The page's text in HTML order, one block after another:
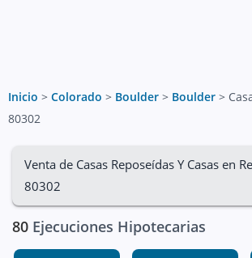
Inicio > Colorado > Boulder > Boulder >
80302
Venta de Casas Reposeídas Y Casas en
80302
80 Ejecuciones Hipotecarias